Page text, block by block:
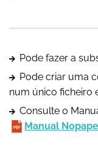
Pode fazer a
Pode criar uma
num único ficheiro
Consulte o
Manual